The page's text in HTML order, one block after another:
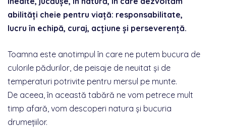
abilități cheie pentru viață: responsabilitate,
lucru în echipă, curaj, acțiune și perseverență.
Toamna este anotimpul în care ne putem bucura de
culorile pădurilor, de peisaje de neuitat și de
temperaturi potrivite pentru mersul pe munte.
De aceea, în această tabără ne vom petrece mult
timp afară, vom descoperi natura și bucuria
drumețiilor.